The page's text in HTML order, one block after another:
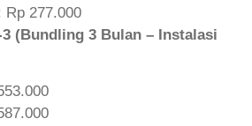
Rp 277.000
3 (Bundling 3 Bulan – Instalasi